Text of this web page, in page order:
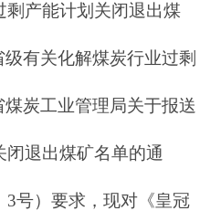
剩产能计划关闭退出煤
有关化解煤炭行业过剩
炭工业管理局关于报送
闭退出煤矿名单的通
3号）要求，现对《皇冠